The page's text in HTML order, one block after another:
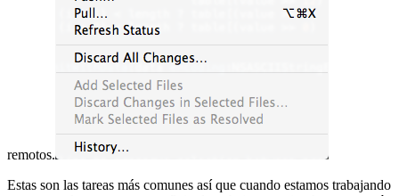
remotos.
Estas son las tareas más comunes así que cuando estamos trabajando